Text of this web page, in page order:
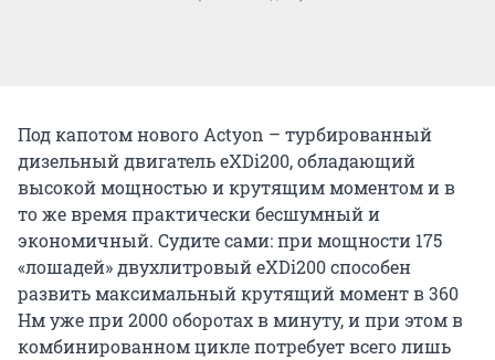
Под капотом нового Actyon – турбированный
дизельный двигатель eXDi200, обладающий
высокой мощностью и крутящим моментом и в
то же время практически бесшумный и
экономичный. Судите сами: при мощности 175
«лошадей» двухлитровый eXDi200 способен
развить максимальный крутящий момент в 360
Нм уже при 2000 оборотах в минуту, и при этом в
комбинированном цикле потребует всего лишь